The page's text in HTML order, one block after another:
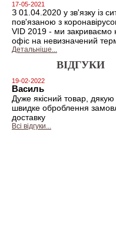
17-05-2021
З 01.04.2020 у зв'язку із
пов'язаною з
VID 2019 - ми закриваємо
офіс на невизначений
Детальніше...
ВІДГУКИ
19-02-2022
Василь
Дуже якісний товар, дякую
швидке оброблення
доставку
Всі відгуки...